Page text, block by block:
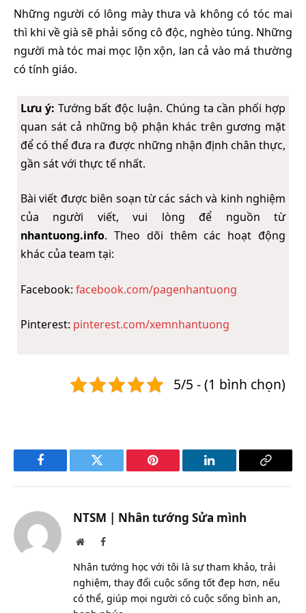
Những người có lông mày thưa và không có tóc mai
thì khi về già sẽ phải sống cô độc, nghèo túng. Những
người mà tóc mai mọc lộn xộn, lan cả vào má thường
có tính giáo.
Lưu ý: Tướng bất độc luận. Chúng ta cần phối hợp
quan sát cả những bộ phận khác trên gương mặt
để có thể đưa ra được những nhận định chân thực,
gần sát với thực tế nhất.
Bài viết được biên soạn từ các sách và kinh nghiệm
của người viết, vui lòng để nguồn từ
nhantuong.info. Theo dõi thêm các hoạt động
khác của team tại:
Facebook: facebook.com/pagenhantuong
Pinterest: pinterest.com/xemnhantuong
5/5 - (1 bình chọn)
Facebook Twitter Pinterest LinkedIn
Copy
NTSM | Nhân tướng Sửa mình
WebsiteFacebook
Nhân tướng học với tôi là sự tham khảo, trải
nghiệm, thay đổi cuộc sống tốt đẹp hơn, nếu
có thể, giúp mọi người có cuộc sống bình an,